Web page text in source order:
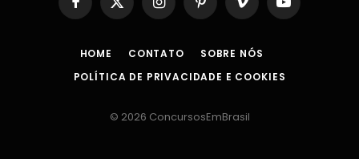
Facebook
X
(Twitter)
InstagramPinterestVimeo YouTube
HOME CONTATO
SOBRE NÓS
POLÍTICA DE PRIVACIDADE E COOKIES
© 2026 ConcursosEmBrasil